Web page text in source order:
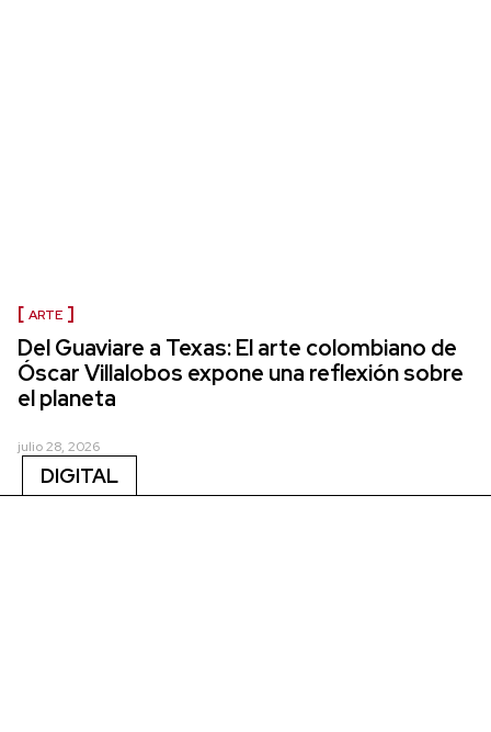
ARTE
Del Guaviare a Texas: El arte colombiano de
Óscar Villalobos expone una reflexión sobre
el planeta
julio 28, 2026
DIGITAL